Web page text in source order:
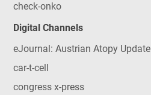
check-onko
Digital Channels
eJournal: Austrian Atopy Update
car-t-cell
congress x-press